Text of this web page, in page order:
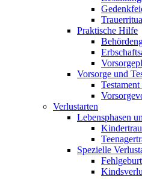
Praktische Hilfe
Vorsorge und
Verlustarten
Lebensphasen
Spezielle